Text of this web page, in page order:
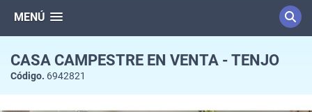
MENÚ
CASA CAMPESTRE EN VENTA - TENJO
Código. 6942821